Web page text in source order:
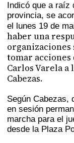
Indicó que a raíz
provincia, se
el lunes 19 de
haber una
organizaciones
tomar
Carlos Varela a
Cabezas.
Según Cabezas,
en sesión
marcha para el
desde la Plaza